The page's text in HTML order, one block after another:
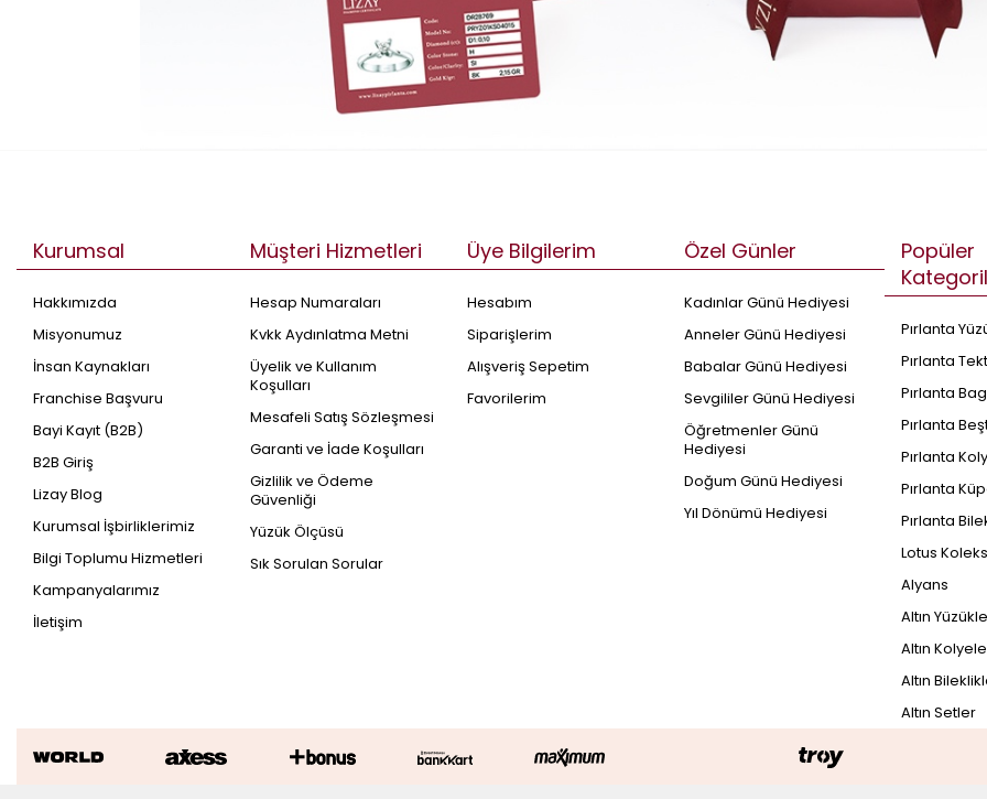
Kurumsal
Hakkımızda
Misyonumuz
İnsan Kaynakları
Franchise Başvuru
Bayi Kayıt (B2B)
B2B Giriş
Lizay Blog
Kurumsal İşbirliklerimiz
Bilgi Toplumu Hizmetleri
Kampanyalarımız
İletişim
Müşteri Hizmetleri
Hesap Numaraları
Kvkk Aydınlatma Metni
Üyelik ve Kullanım
Koşulları
Mesafeli Satış Sözleşmesi
Garanti ve İade Koşulları
Gizlilik ve Ödeme
Güvenliği
Yüzük Ölçüsü
Sık Sorulan Sorular
Üye Bilgilerim
Hesabım
Siparişlerim
Alışveriş Sepetim
Favorilerim
Özel Günler
Kadınlar Günü Hediyesi
Anneler Günü Hediyesi
Babalar Günü Hediyesi
Sevgililer Günü Hediyesi
Öğretmenler Günü
Hediyesi
Doğum Günü Hediyesi
Yıl Dönümü Hediyesi
Popüler
Pırlanta
Pırlanta
Pırlanta
Pırlanta
Pırlanta
Pırlanta
Pırlanta
Lotus
Alyans
Altın
Altın
Altın
Altın Setler